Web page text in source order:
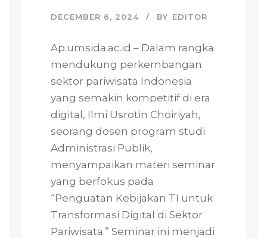
DECEMBER 6, 2024 BY EDITOR
Ap.umsida.ac.id – Dalam rangka
mendukung perkembangan
sektor pariwisata Indonesia
yang semakin kompetitif di era
digital, Ilmi Usrotin Choiriyah,
seorang dosen program studi
Administrasi Publik,
menyampaikan materi seminar
yang berfokus pada
“Penguatan Kebijakan TI untuk
Transformasi Digital di Sektor
Pariwisata.” Seminar ini menjadi